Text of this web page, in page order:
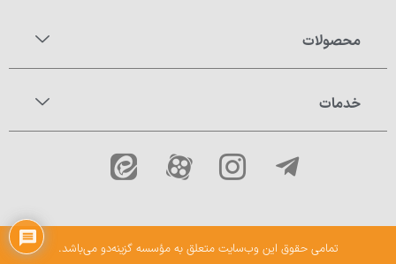
محصولات
خدمات
تمامی حقوق این وب‌سایت متعلق به مؤسسه گزینه‌دو می‌باشد.